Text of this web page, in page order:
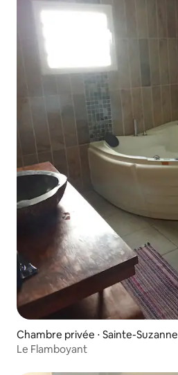
Chambre privée ⋅ Sainte-Suzanne
Le Flamboyant